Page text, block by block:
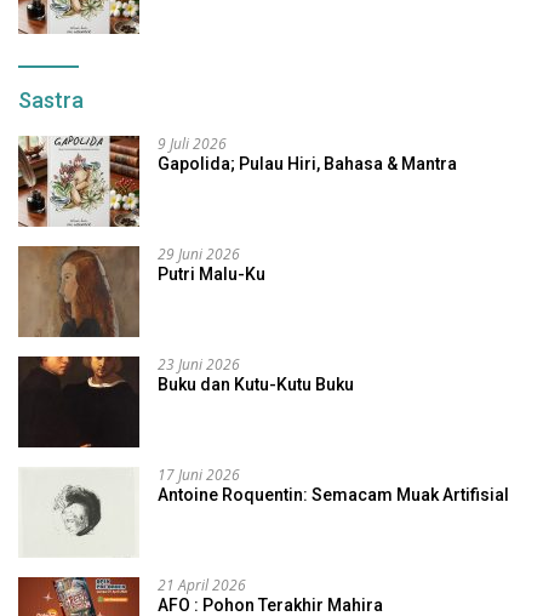
Sastra
9 Juli 2026
Gapolida; Pulau Hiri, Bahasa & Mantra
29 Juni 2026
Putri Malu-Ku
23 Juni 2026
Buku dan Kutu-Kutu Buku
17 Juni 2026
Antoine Roquentin: Semacam Muak Artifisial
21 April 2026
AFO : Pohon Terakhir Mahira